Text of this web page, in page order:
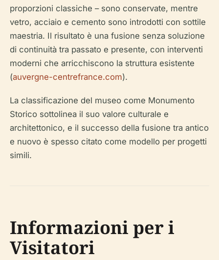
proporzioni classiche – sono conservate, mentre
vetro, acciaio e cemento sono introdotti con sottile
maestria. Il risultato è una fusione senza soluzione
di continuità tra passato e presente, con interventi
moderni che arricchiscono la struttura esistente
(auvergne-centrefrance.com).
La classificazione del museo come Monumento
Storico sottolinea il suo valore culturale e
architettonico, e il successo della fusione tra antico
e nuovo è spesso citato come modello per progetti
simili.
Informazioni per i
Visitatori